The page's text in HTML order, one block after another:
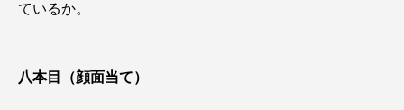
ているか。
八本目（顔面当て）